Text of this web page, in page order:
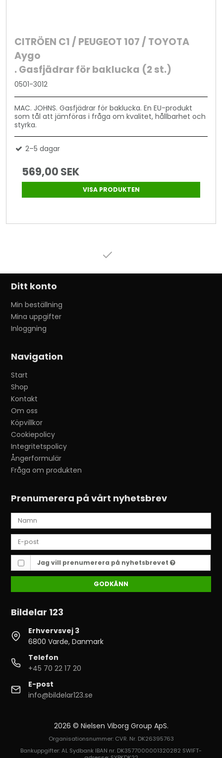
CITRÖEN C1 / PEUGEOT 107 / TOYOTA
Aygo
. Gasfjädrar för baklucka (2 st.)
0501-3012
MAC. JOHNS. Gasfjädrar för baklucka. En EU-produkt
som tål att jämföras i fråga om kvalitet, hållbarhet och
styrka.
2–5 dagar
569,00 SEK
VISA PRODUKTEN
Ditt konto
Min beställning
Mina uppgifter
Inloggning
Navigation
Start
Shop
Kontakt
Om oss
Köpvillkor
Cookiepolicy
Integritetspolicy
Ångerformulär
Fråga om produkten
Prenumerera på vårt nyhetsbrev
Jag vill prenumerera på nyhetsbrevet
GODKÄNN
Bildelar 123
Erhvervsvej 3
6800 Varde, Danmark
Telefon
+45 70 22 17 20
E-post
info@bildelar123.se
2026 © Nielsen Viborg Group ApS.
Organisationsnummer: CVR. Nr. DK26395763
Bankuppgifter: AL Sydbank IBAN nr. DK3577000001320282 SWIFT-